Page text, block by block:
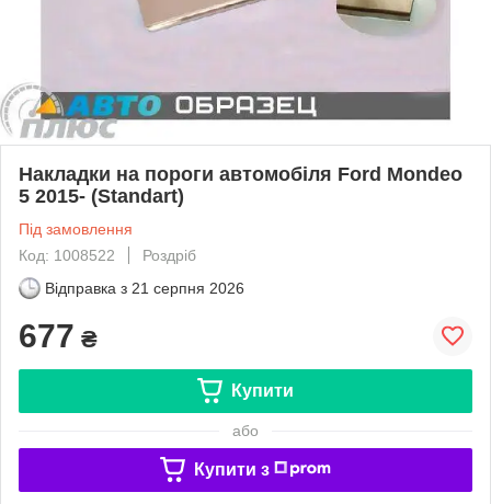
Накладки на пороги автомобіля Ford Mondeo
5 2015- (Standart)
Під замовлення
Код: 1008522
Роздріб
Відправка з 21 серпня 2026
677 ₴
Купити
або
Купити з